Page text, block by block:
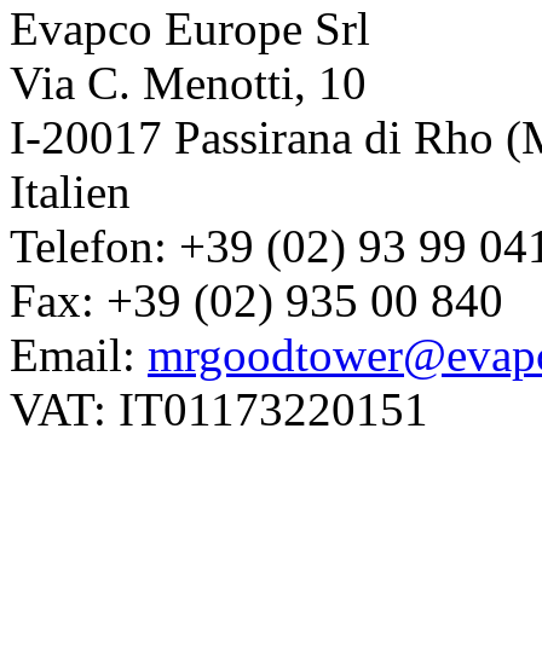
Evapco Europe Srl
Via C. Menotti, 10
I-20017 Passirana di Rho
Italien
Telefon: +39 (02) 93 99
Fax: +39 (02) 935 00 840
Email:
VAT: IT01173220151